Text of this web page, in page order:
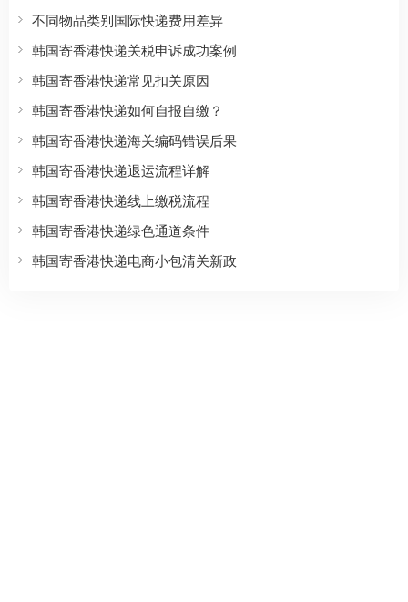
不同物品类别国际快递费用差异
韩国寄香港快递关税申诉成功案例
韩国寄香港快递常见扣关原因
韩国寄香港快递如何自报自缴？
韩国寄香港快递海关编码错误后果
韩国寄香港快递退运流程详解
韩国寄香港快递线上缴税流程
韩国寄香港快递绿色通道条件
韩国寄香港快递电商小包清关新政